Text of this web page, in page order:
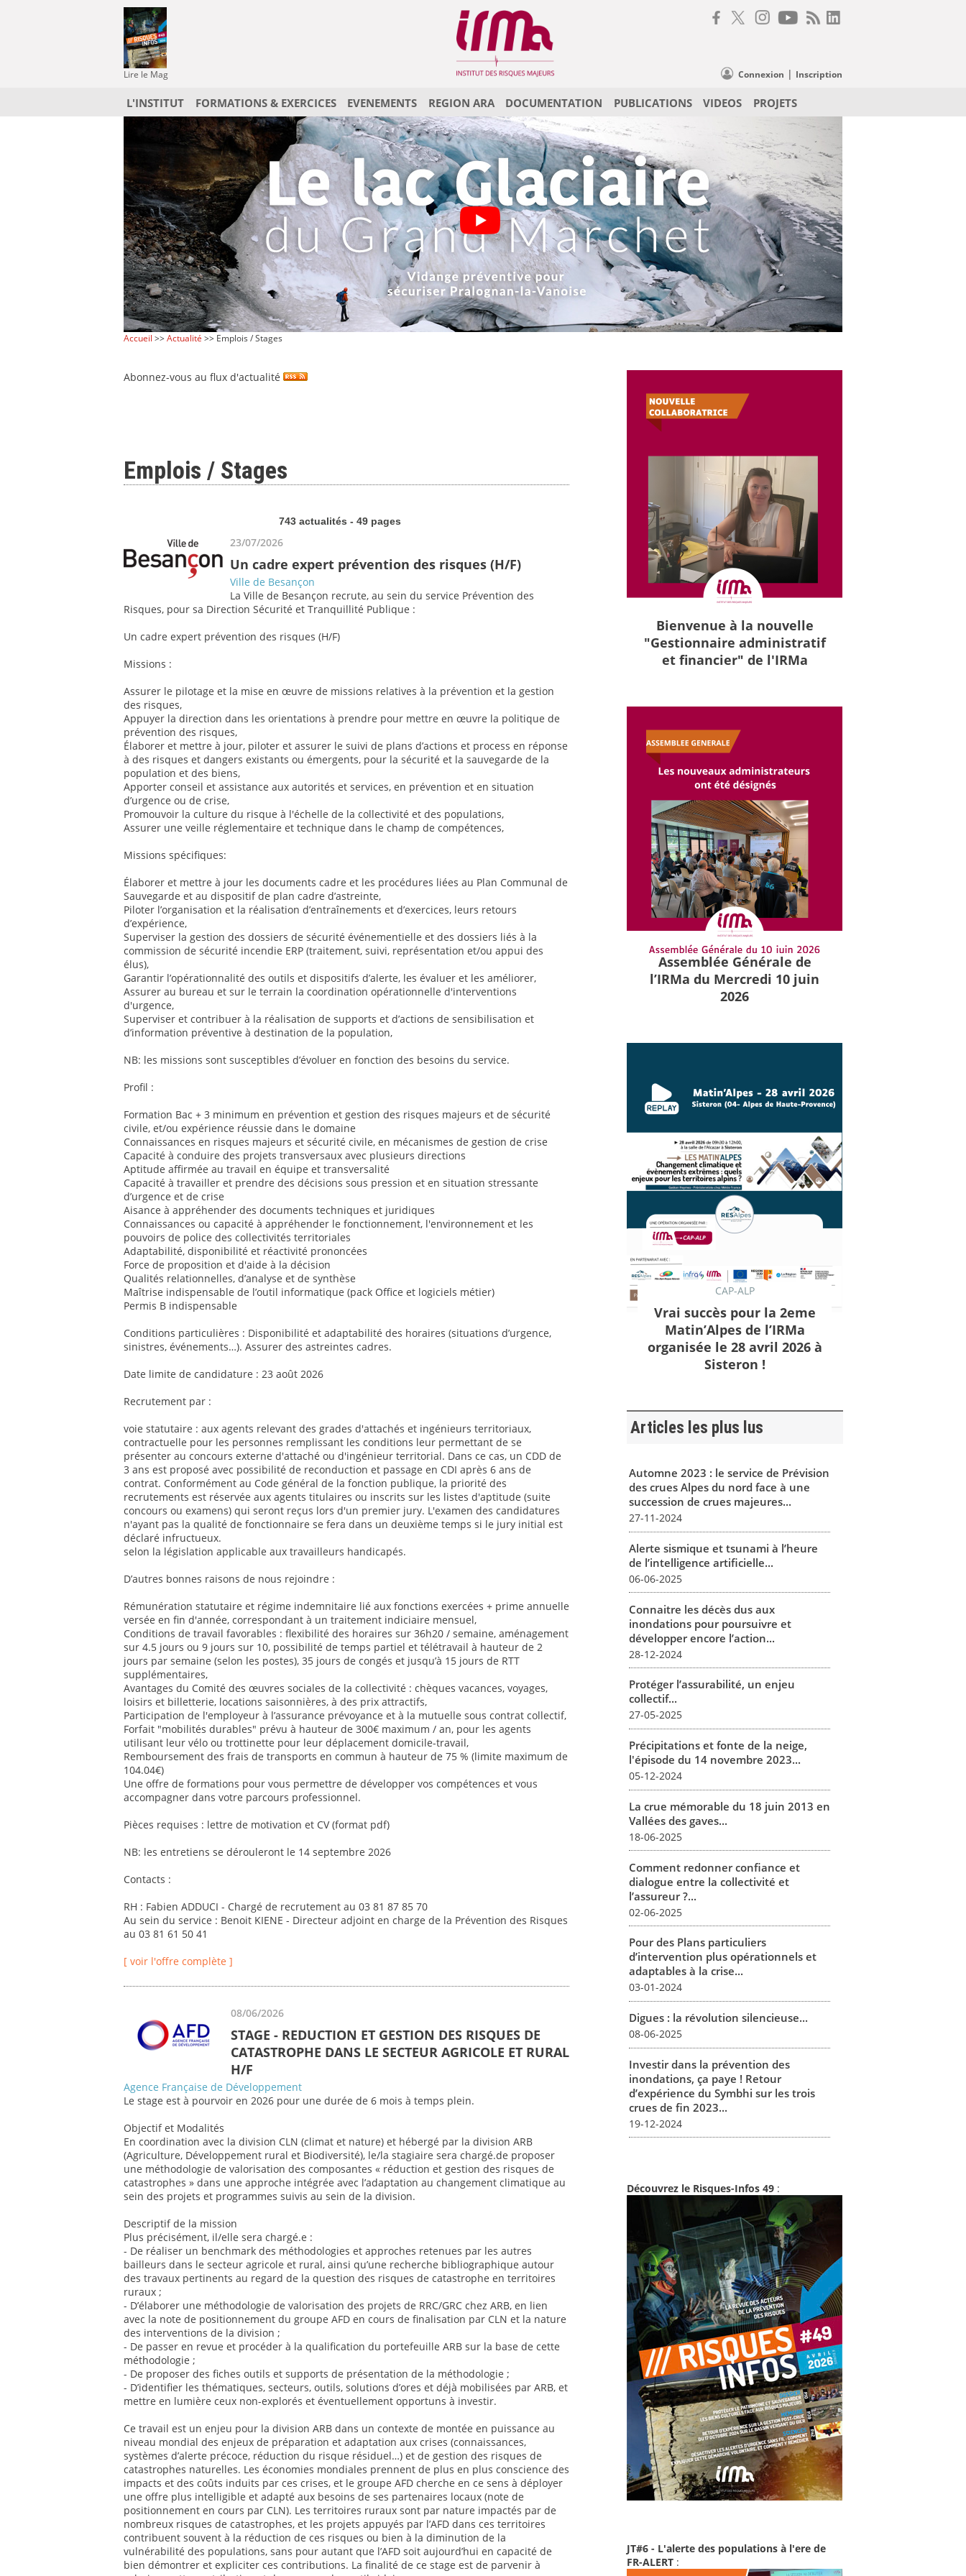
Lire le Mag Connexion | Inscription
L'INSTITUT FORMATIONS & EXERCICES EVENEMENTS REGION ARA DOCUMENTATION PUBLICATIONS VIDEOS PROJETS
Accueil >>Actualité >> Emplois / Stages
Abonnez-vous au flux d'actualité
Emplois / Stages
743 actualités - 49 pages
23/07/2026
Un cadre expert prévention des risques (H/F)
Ville de Besançon
La Ville de Besançon recrute, au sein du service Prévention des
Risques, pour sa Direction Sécurité et Tranquillité Publique :
Un cadre expert prévention des risques (H/F)
Missions :
Assurer le pilotage et la mise en œuvre de missions relatives à la prévention et la gestion
des risques,
Appuyer la direction dans les orientations à prendre pour mettre en œuvre la politique de
prévention des risques,
Élaborer et mettre à jour, piloter et assurer le suivi de plans d’actions et process en réponse
à des risques et dangers existants ou émergents, pour la sécurité et la sauvegarde de la
population et des biens,
Apporter conseil et assistance aux autorités et services, en prévention et en situation
d’urgence ou de crise,
Promouvoir la culture du risque à l'échelle de la collectivité et des populations,
Assurer une veille réglementaire et technique dans le champ de compétences,
Missions spécifiques:
Élaborer et mettre à jour les documents cadre et les procédures liées au Plan Communal de
Sauvegarde et au dispositif de plan cadre d’astreinte,
Piloter l’organisation et la réalisation d’entraînements et d’exercices, leurs retours
d’expérience,
Superviser la gestion des dossiers de sécurité événementielle et des dossiers liés à la
commission de sécurité incendie ERP (traitement, suivi, représentation et/ou appui des
élus),
Garantir l’opérationnalité des outils et dispositifs d’alerte, les évaluer et les améliorer,
Assurer au bureau et sur le terrain la coordination opérationnelle d'interventions
d'urgence,
Superviser et contribuer à la réalisation de supports et d’actions de sensibilisation et
d’information préventive à destination de la population,
NB: les missions sont susceptibles d’évoluer en fonction des besoins du service.
Profil :
Formation Bac + 3 minimum en prévention et gestion des risques majeurs et de sécurité
civile, et/ou expérience réussie dans le domaine
Connaissances en risques majeurs et sécurité civile, en mécanismes de gestion de crise
Capacité à conduire des projets transversaux avec plusieurs directions
Aptitude affirmée au travail en équipe et transversalité
Capacité à travailler et prendre des décisions sous pression et en situation stressante
d’urgence et de crise
Aisance à appréhender des documents techniques et juridiques
Connaissances ou capacité à appréhender le fonctionnement, l'environnement et les
pouvoirs de police des collectivités territoriales
Adaptabilité, disponibilité et réactivité prononcées
Force de proposition et d'aide à la décision
Qualités relationnelles, d’analyse et de synthèse
Maîtrise indispensable de l’outil informatique (pack Office et logiciels métier)
Permis B indispensable
Conditions particulières : Disponibilité et adaptabilité des horaires (situations d’urgence,
sinistres, événements…). Assurer des astreintes cadres.
Date limite de candidature : 23 août 2026
Recrutement par :
voie statutaire : aux agents relevant des grades d'attachés et ingénieurs territoriaux,
contractuelle pour les personnes remplissant les conditions leur permettant de se
présenter au concours externe d'attaché ou d'ingénieur territorial. Dans ce cas, un CDD de
3 ans est proposé avec possibilité de reconduction et passage en CDI après 6 ans de
contrat. Conformément au Code général de la fonction publique, la priorité des
recrutements est réservée aux agents titulaires ou inscrits sur les listes d'aptitude (suite
concours ou examens) qui seront reçus lors d'un premier jury. L'examen des candidatures
n'ayant pas la qualité de fonctionnaire se fera dans un deuxième temps si le jury initial est
déclaré infructueux.
selon la législation applicable aux travailleurs handicapés.
D’autres bonnes raisons de nous rejoindre :
Rémunération statutaire et régime indemnitaire lié aux fonctions exercées + prime annuelle
versée en fin d'année, correspondant à un traitement indiciaire mensuel,
Conditions de travail favorables : flexibilité des horaires sur 36h20 / semaine, aménagement
sur 4.5 jours ou 9 jours sur 10, possibilité de temps partiel et télétravail à hauteur de 2
jours par semaine (selon les postes), 35 jours de congés et jusqu’à 15 jours de RTT
supplémentaires,
Avantages du Comité des œuvres sociales de la collectivité : chèques vacances, voyages,
loisirs et billetterie, locations saisonnières, à des prix attractifs,
Participation de l'employeur à l’assurance prévoyance et à la mutuelle sous contrat collectif,
Forfait "mobilités durables" prévu à hauteur de 300€ maximum / an, pour les agents
utilisant leur vélo ou trottinette pour leur déplacement domicile-travail,
Remboursement des frais de transports en commun à hauteur de 75 % (limite maximum de
104.04€)
Une offre de formations pour vous permettre de développer vos compétences et vous
accompagner dans votre parcours professionnel.
Pièces requises : lettre de motivation et CV (format pdf)
NB: les entretiens se dérouleront le 14 septembre 2026
Contacts :
RH : Fabien ADDUCI - Chargé de recrutement au 03 81 87 85 70
Au sein du service : Benoit KIENE - Directeur adjoint en charge de la Prévention des Risques
au 03 81 61 50 41
[ voir l'offre complète ]
08/06/2026
STAGE - REDUCTION ET GESTION DES RISQUES DE
CATASTROPHE DANS LE SECTEUR AGRICOLE ET RURAL
H/F
Agence Française de Développement
Le stage est à pourvoir en 2026 pour une durée de 6 mois à temps plein.
Objectif et Modalités
En coordination avec la division CLN (climat et nature) et hébergé par la division ARB
(Agriculture, Développement rural et Biodiversité), le/la stagiaire sera chargé.de proposer
une méthodologie de valorisation des composantes « réduction et gestion des risques de
catastrophes » dans une approche intégrée avec l’adaptation au changement climatique au
sein des projets et programmes suivis au sein de la division.
Descriptif de la mission
Plus précisément, il/elle sera chargé.e :
- De réaliser un benchmark des méthodologies et approches retenues par les autres
bailleurs dans le secteur agricole et rural, ainsi qu’une recherche bibliographique autour
des travaux pertinents au regard de la question des risques de catastrophe en territoires
ruraux ;
- D’élaborer une méthodologie de valorisation des projets de RRC/GRC chez ARB, en lien
avec la note de positionnement du groupe AFD en cours de finalisation par CLN et la nature
des interventions de la division ;
- De passer en revue et procéder à la qualification du portefeuille ARB sur la base de cette
méthodologie ;
- De proposer des fiches outils et supports de présentation de la méthodologie ;
- D’identifier les thématiques, secteurs, outils, solutions d’ores et déjà mobilisées par ARB, et
mettre en lumière ceux non-explorés et éventuellement opportuns à investir.
Ce travail est un enjeu pour la division ARB dans un contexte de montée en puissance au
niveau mondial des enjeux de préparation et adaptation aux crises (connaissances,
systèmes d’alerte précoce, réduction du risque résiduel…) et de gestion des risques de
catastrophes naturelles. Les économies mondiales prennent de plus en plus conscience des
impacts et des coûts induits par ces crises, et le groupe AFD cherche en ce sens à déployer
une offre plus intelligible et adapté aux besoins de ses partenaires locaux (note de
positionnement en cours par CLN). Les territoires ruraux sont par nature impactés par de
nombreux risques de catastrophes, et les projets appuyés par l’AFD dans ces territoires
contribuent souvent à la réduction de ces risques ou bien à la diminution de la
vulnérabilité des populations, sans pour autant que l’AFD soit aujourd’hui en capacité de
bien démontrer et expliciter ces contributions. La finalité de ce stage est de parvenir à
Bienvenue à la nouvelle
"Gestionnaire administratif
et financier" de l'IRMa
Assemblée Générale de
l’IRMa du Mercredi 10 juin
2026
CAP-ALP
Vrai succès pour la 2eme
Matin’Alpes de l’IRMa
organisée le 28 avril 2026 à
Sisteron !
Articles les plus lus
Automne 2023 : le service de Prévision
des crues Alpes du nord face à une
succession de crues majeures...
27-11-2024
Alerte sismique et tsunami à l’heure
de l’intelligence artificielle...
06-06-2025
Connaitre les décès dus aux
inondations pour poursuivre et
développer encore l’action...
28-12-2024
Protéger l’assurabilité, un enjeu
collectif...
27-05-2025
Précipitations et fonte de la neige,
l'épisode du 14 novembre 2023...
05-12-2024
La crue mémorable du 18 juin 2013 en
Vallées des gaves...
18-06-2025
Comment redonner confiance et
dialogue entre la collectivité et
l’assureur ?...
02-06-2025
Pour des Plans particuliers
d’intervention plus opérationnels et
adaptables à la crise...
03-01-2024
Digues : la révolution silencieuse...
08-06-2025
Investir dans la prévention des
inondations, ça paye ! Retour
d’expérience du Symbhi sur les trois
crues de fin 2023...
19-12-2024
Découvrez le Risques-Infos 49 :
JT#6 - L'alerte des populations à l'ere de
FR-ALERT :